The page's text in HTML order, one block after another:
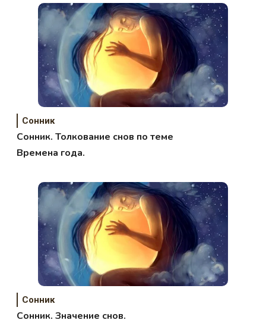
Сонник
Сонник. Толкование снов по теме
Времена года.
Сонник
Сонник. Значение снов.